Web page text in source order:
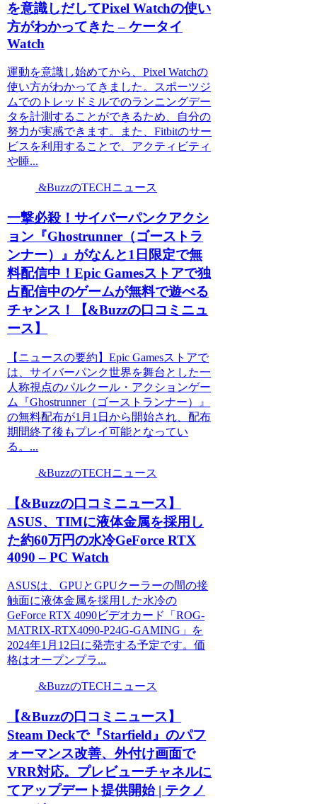
を意識しだしてPixel Watchの使い
方がわかってきた – ケータイ
Watch
運動を意識し始めてから、Pixel Watchの
使い方がわかってきました。スポーツジ
ムでのトレッドミルでのランニングデー
タを計測することができるため、自分の
努力が実感できます。また、Fitbitのサー
ビスを利用することで、アクティビティ
や睡...
&BuzzのTECHニュース
一撃必殺！サイバーパンクアクシ
ョン『Ghostrunner（ゴーストラ
ンナー）』がなんと1日限定で無
料配信中！Epic Gamesストアで独
占配信中のゲームが無料で遊べる
チャンス！【&Buzzの口コミニュ
ース】
【ニュースの要約】Epic Gamesストアで
は、サイバーパンク世界を舞台とした一
人称視点のパルクール・アクションゲー
ム『Ghostrunner（ゴーストランナー）』
の無料配布が1月1日から開始され、配布
期間終了後もプレイ可能となってい
る。...
&BuzzのTECHニュース
【&Buzzの口コミニュース】
ASUS、TIMに液体金属を採用し
た約60万円の水冷GeForce RTX
4090 – PC Watch
ASUSは、GPUとGPUクーラーの間の接
触面に液体金属を採用した水冷の
GeForce RTX 4090ビデオカード「ROG-
MATRIX-RTX4090-P24G-GAMING」を
2024年1月12日に発売する予定です。価
格はオープンプラ...
&BuzzのTECHニュース
【&Buzzの口コミニュース】
Steam Deckで『Starfield』のパフ
ォーマンス改善、外付け画面で
VRR対応。プレビューチャネルに
てアップデート提供開始 | テクノ